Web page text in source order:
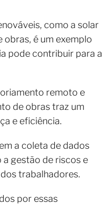
como a solar
obras, é um exemplo
pode contribuir para a
remoto e
de obras traz um
e eficiência.
a coleta de dados
gestão de riscos e
trabalhadores.
por essas